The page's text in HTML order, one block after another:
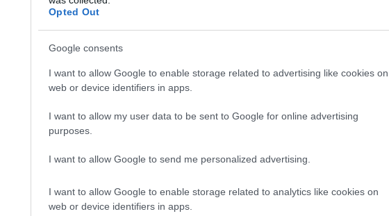
Opted Out
Google consents
I want to allow Google to enable storage related to advertising like cookies on
web or device identifiers in apps.
I want to allow my user data to be sent to Google for online advertising
purposes.
I want to allow Google to send me personalized advertising.
I want to allow Google to enable storage related to analytics like cookies on
web or device identifiers in apps.